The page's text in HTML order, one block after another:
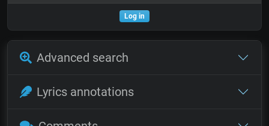
Log in
Advanced search
Lyrics annotations